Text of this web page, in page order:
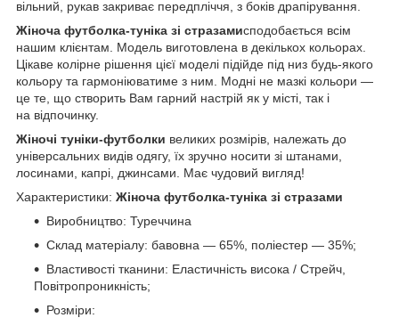
вільний, рукав закриває передпліччя, з боків драпірування.
Жіноча футболка-туніка зі стразамисподобається всім
нашим клієнтам. Модель виготовлена в декількох кольорах.
Цікаве колірне рішення цієї моделі підійде під низ будь-якого
кольору та гармоніюватиме з ним. Модні не мазкі кольори —
це те, що створить Вам гарний настрій як у місті, так і
на відпочинку.
Жіночі туніки-футболки великих розмірів, належать до
універсальних видів одягу, їх зручно носити зі штанами,
лосинами, капрі, джинсами. Має чудовий вигляд!
Характеристики: Жіноча футболка-туніка зі стразами
Виробництво: Туреччина
Склад матеріалу: бавовна — 65%, поліестер — 35%;
Властивості тканини: Еластичність висока / Стрейч,
Повітропроникність;
Розміри: